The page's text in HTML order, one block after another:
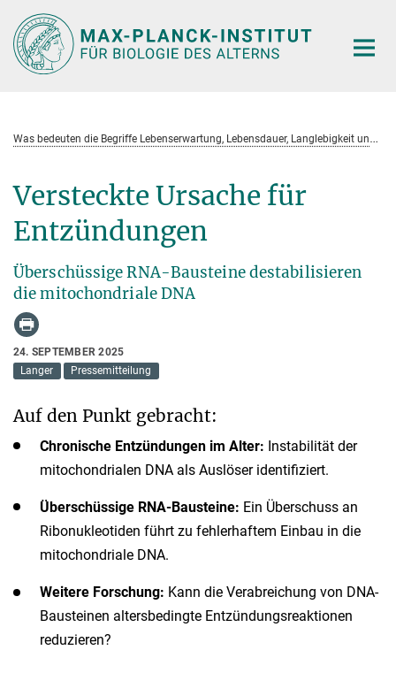
Hauptinhalt
W
as bedeuten die Begriffe Lebenserwartung, Lebensdauer, Langlebigkeit und Gesundheitsspanne?
Versteckte Ursache für
Entzündungen
Überschüssige RNA-Bausteine destabilisieren
die mitochondriale DNA
24. SEPTEMBER 2025
Langer
Pressemitteilung
Auf den Punkt gebracht:
Chronische Entzündungen im Alter: Instabilität der
mitochondrialen DNA als Auslöser identifiziert.
Überschüssige RNA-Bausteine: Ein Überschuss an
Ribonukleotiden führt zu fehlerhaftem Einbau in die
mitochondriale DNA.
Weitere Forschung: Kann die Verabreichung von DNA-
Bausteinen altersbedingte Entzündungsreaktionen
reduzieren?